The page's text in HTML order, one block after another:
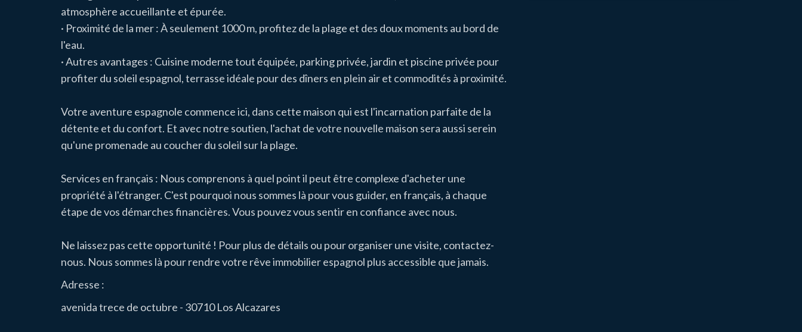
atmosphère accueillante et épurée.
· Proximité de la mer : À seulement 1000 m, profitez de la plage et des doux moments au bord de
l'eau.
· Autres avantages : Cuisine moderne tout équipée, parking privée, jardin et piscine privée pour
profiter du soleil espagnol, terrasse idéale pour des dîners en plein air et commodités à proximité.
Votre aventure espagnole commence ici, dans cette maison qui est l'incarnation parfaite de la
détente et du confort. Et avec notre soutien, l'achat de votre nouvelle maison sera aussi serein
qu'une promenade au coucher du soleil sur la plage.
Services en français : Nous comprenons à quel point il peut être complexe d'acheter une
propriété à l'étranger. C'est pourquoi nous sommes là pour vous guider, en français, à chaque
étape de vos démarches financières. Vous pouvez vous sentir en confiance avec nous.
Ne laissez pas cette opportunité ! Pour plus de détails ou pour organiser une visite, contactez-
nous. Nous sommes là pour rendre votre rêve immobilier espagnol plus accessible que jamais.
Adresse :
avenida trece de octubre - 30710 Los Alcazares